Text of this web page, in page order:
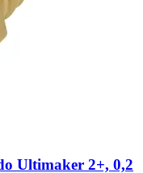
Ultimaker 2+, 0,2